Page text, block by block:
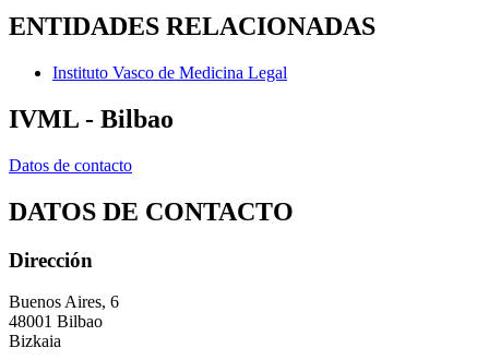
ENTIDADES RELACIONADAS
Instituto Vasco de Medicina Legal
IVML - Bilbao
Datos de contacto
DATOS DE CONTACTO
Dirección
Buenos Aires, 6
48001 Bilbao
Bizkaia